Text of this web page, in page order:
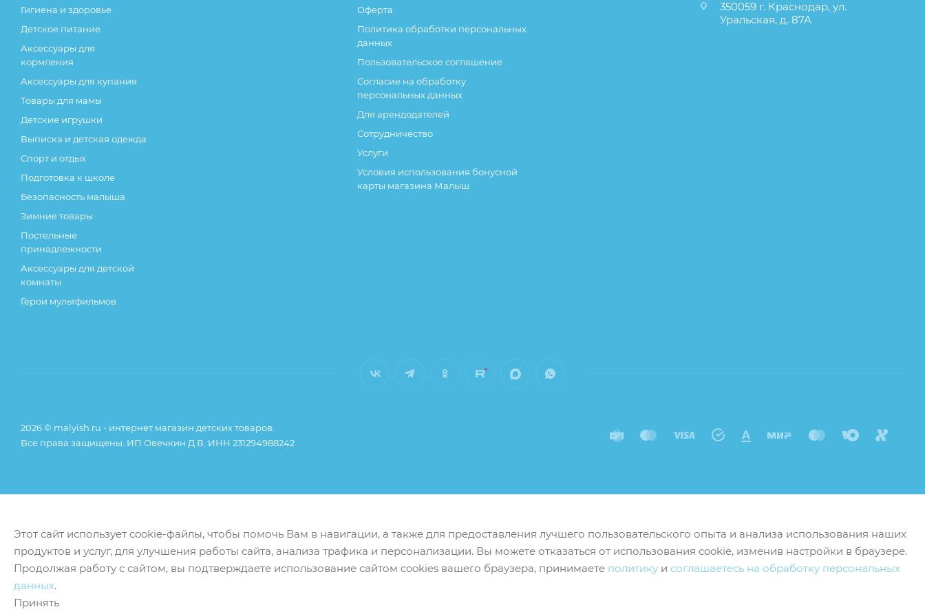
Гигиена и здоровье
Детское питание
Аксессуары для
кормления
Аксессуары для купания
Товары для мамы
Детские игрушки
Выписка и детская одежда
Спорт и отдых
Подготовка к школе
Безопасность малыша
Зимние товары
Постельные
принадлежности
Аксессуары для детской
комнаты
Герои мультфильмов
Оферта
Политика обработки персональных
данных
Пользовательское соглашение
Согласие на обработку
персональных данных
Для арендодателей
Сотрудничество
Услуги
Условия использования бонусной
карты магазина Малыш
350059 г. Краснодар, ул.
Уральская, д. 87А
2026 © malyish.ru - интернет магазин детских товаров.
Все права защищены. ИП Овечкин Д.В. ИНН 231294988242
Этот сайт использует cookie-файлы, чтобы помочь Вам в навигации, а также для предоставления лучшего пользовательского опыта и анализа использования наших
продуктов и услуг, для улучшения работы сайта, анализа трафика и персонализации. Вы можете отказаться от использования cookie, изменив настройки в браузере.
Продолжая работу с сайтом, вы подтверждаете использование сайтом cookies вашего браузера, принимаете политику и соглашаетесь на обработку персональных
данных.
Принять